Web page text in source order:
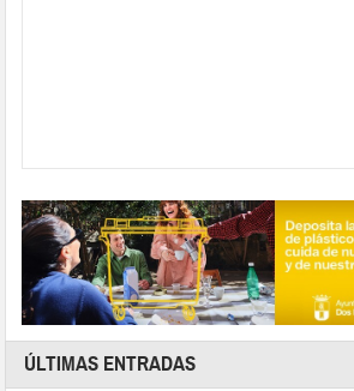
ÚLTIMAS ENTRADAS